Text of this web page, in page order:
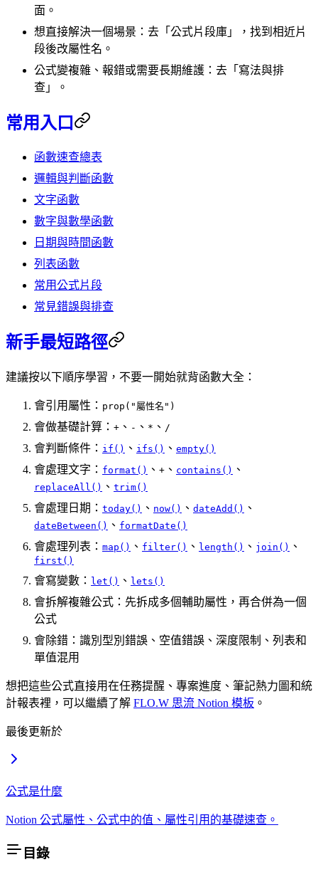
面。
想直接解決一個場景：去「公式片段庫」，找到相近片
段後改屬性名。
公式變複雜、報錯或需要長期維護：去「寫法與排
查」。
常用入口
函數速查總表
邏輯與判斷函數
文字函數
數字與數學函數
日期與時間函數
列表函數
常用公式片段
常見錯誤與排查
新手最短路徑
建議按以下順序學習，不要一開始就背函數大全：
會引用屬性： prop("屬性名")
會做基礎計算： + 、 - 、 * 、 /
會判斷條件： if() 、 ifs() 、 empty()
會處理文字： format() 、 + 、 contains() 、
replaceAll() 、 trim()
會處理日期： today() 、 now() 、 dateAdd() 、
dateBetween() 、 formatDate()
會處理列表： map() 、 filter() 、 length() 、 join() 、
first()
會寫變數： let() 、 lets()
會拆解複雜公式：先拆成多個輔助屬性，再合併為一個
公式
會除錯：識別型別錯誤、空值錯誤、深度限制、列表和
單值混用
想把這些公式直接用在任務提醒、專案進度、筆記熱力圖和統
計報表裡，可以繼續了解 FLO.W 思流 Notion 模板 。
最後更新於
公式是什麼
Notion 公式屬性、公式中的值、屬性引用的基礎速查。
目錄